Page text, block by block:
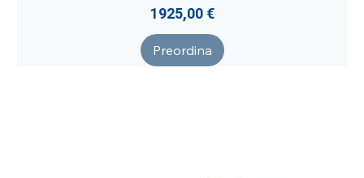
Prezzo
1925,00 €
Preordina